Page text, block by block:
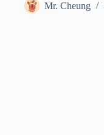
Mr. Cheung